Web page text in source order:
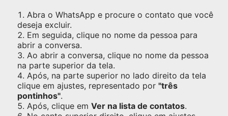
Abra o WhatsApp e procure o contato que você
deseja excluir.
Em seguida, clique no nome da pessoa para
abrir a conversa.
Ao abrir a conversa, clique no nome da pessoa
na parte superior da tela.
Após, na parte superior no lado direito da tela
clique em ajustes, representado por "três
pontinhos".
Após, clique em Ver na lista de contatos.